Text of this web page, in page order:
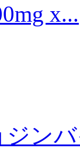
x...
ジン